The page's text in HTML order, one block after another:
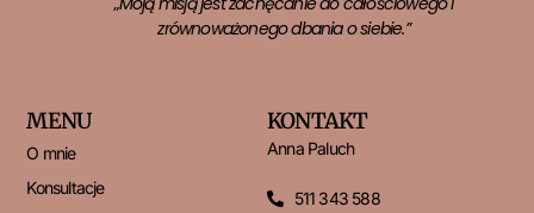
zrównoważonego dbania o siebie.”
MENU
O mnie
Konsultacje
KONTAKT
Anna Paluch
511 343 588